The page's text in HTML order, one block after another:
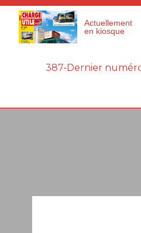
Actuellement
en kiosque
387-Dernier
Panneau de gestion des cookies